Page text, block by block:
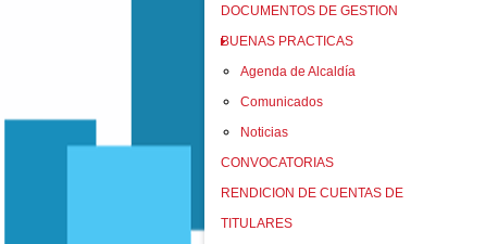
DOCUMENTOS DE GESTION
BUENAS PRACTICAS
Agenda de Alcaldía
Comunicados
Noticias
CONVOCATORIAS
RENDICION DE CUENTAS DE
TITULARES